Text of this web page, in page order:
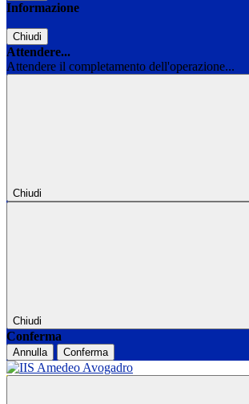
Informazione
Chiudi
Attendere...
Attendere il completamento dell'operazione...
Chiudi
Chiudi
Conferma
Annulla Conferma